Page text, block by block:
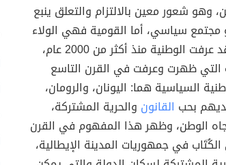
وهو شعور معين بالالتزام والتعلق ينبع
مجتمع سياسي، أما القومية فهي الولاء
لدولة أو أمة واحدة، وقد عرفت الوطنية منذ أكثر من 2000 عام،
ظهرت وعرفت في القرن التاسع
السياسية هما: اليونان، والرومان،
بحب القانون والحرية المشتركة،
الوطن، وظهر هذا المفهوم في القرن
في جمهوريات المدينة الإيطالية،